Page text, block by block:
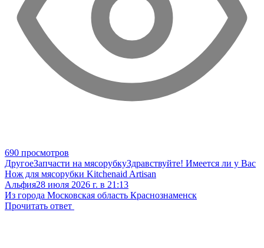
690 просмотров
ДругоеЗапчасти на мясорубкуЗдравствуйте! Имеется ли у Вас
Нож для мясорубки Kitchenaid Artisan
Альфия28 июля 2026 г. в 21:13
Из города Московская область Краснознаменск
Прочитать ответ